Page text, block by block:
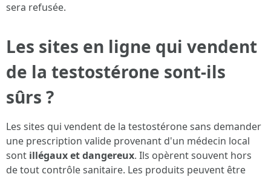
sera refusée.
Les sites en ligne qui vendent
de la testostérone sont-ils
sûrs ?
Les sites qui vendent de la testostérone sans demander
une prescription valide provenant d'un médecin local
sont illégaux et dangereux. Ils opèrent souvent hors
de tout contrôle sanitaire. Les produits peuvent être